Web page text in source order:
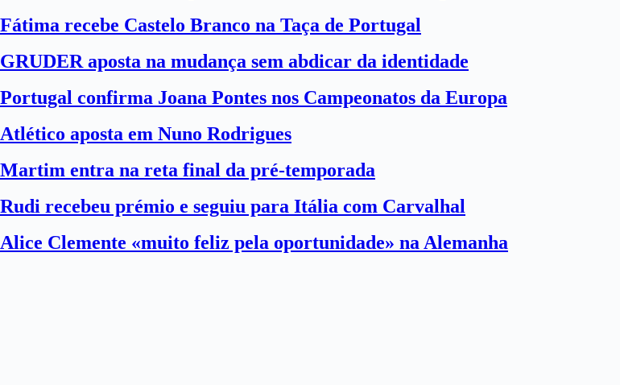
Fátima recebe Castelo Branco na Taça de Portugal
GRUDER aposta na mudança sem abdicar da identidade
Portugal confirma Joana Pontes nos Campeonatos da Europa
Atlético aposta em Nuno Rodrigues
Martim entra na reta final da pré-temporada
Rudi recebeu prémio e seguiu para Itália com Carvalhal
Alice Clemente «muito feliz pela oportunidade» na Alemanha